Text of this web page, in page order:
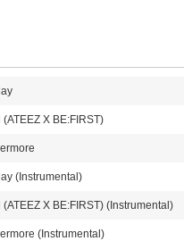
(ATEEZ X BE:FIRST)
(Instrumental)
(ATEEZ X BE:FIRST) (Instrumental)
(Instrumental)